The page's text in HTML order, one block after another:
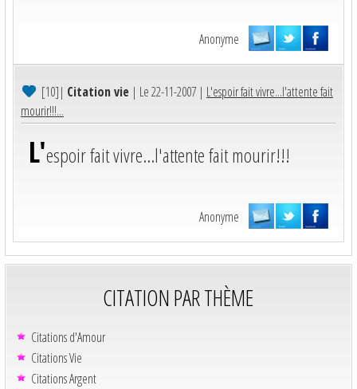
Anonyme
[10]| Citation vie | Le 22-11-2007 | L'espoir fait vivre...l'attente fait
mourir!!!...
L'espoir fait vivre...l'attente fait mourir!!!
Anonyme
CITATION PAR THÈME
Citations d'Amour
Citations Vie
Citations Argent